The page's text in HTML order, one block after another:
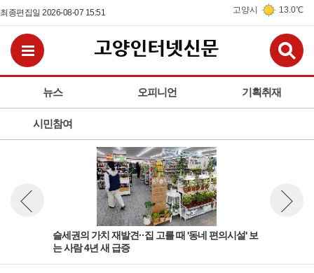
최종편집일 2026-08-07 15:51 고양시 13.0℃
뉴스 오피니언 기획취재
시민참여
전체메뉴보기
슬세권의 가치 재발견··집 고를 때 '동네 편의시설' 보
는 사람 4년 새 급증
뉴스 이전보기